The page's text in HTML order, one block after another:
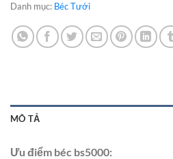
Danh mục: Béc Tưới
MÔ TẢ
Ưu điểm béc bs5000: